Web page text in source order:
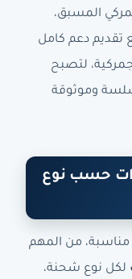
المسبق،
تقديم دعم كامل
لتصبح
وموثوقة
حسب نوع
من المهم
لكل نوع شحنة،